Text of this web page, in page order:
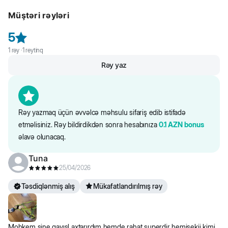
Müştəri rəyləri
5
1 rəy ·1 reytinq
Rəy yazmaq üçün əvvəlcə məhsulu sifariş edib istifadə
etməlisiniz. Rəy bildirdikdən sonra hesabınıza0.1 AZN bonus
əlavə olunacaq.
Rəy yaz
Tuna
25/04/2026
Təsdiqlənmiş alış Mükafatlandırılmış rəy